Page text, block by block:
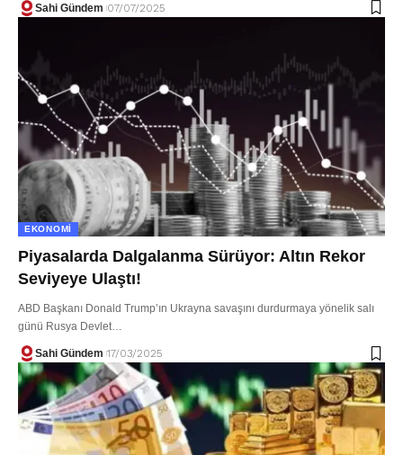
Sahi Gündem 07/07/2025
EKONOMI
Piyasalarda Dalgalanma Sürüyor: Altın Rekor
Seviyeye Ulaştı!
ABD Başkanı Donald Trump’ın Ukrayna savaşını durdurmaya yönelik salı
günü Rusya Devlet…
Sahi Gündem 17/03/2025